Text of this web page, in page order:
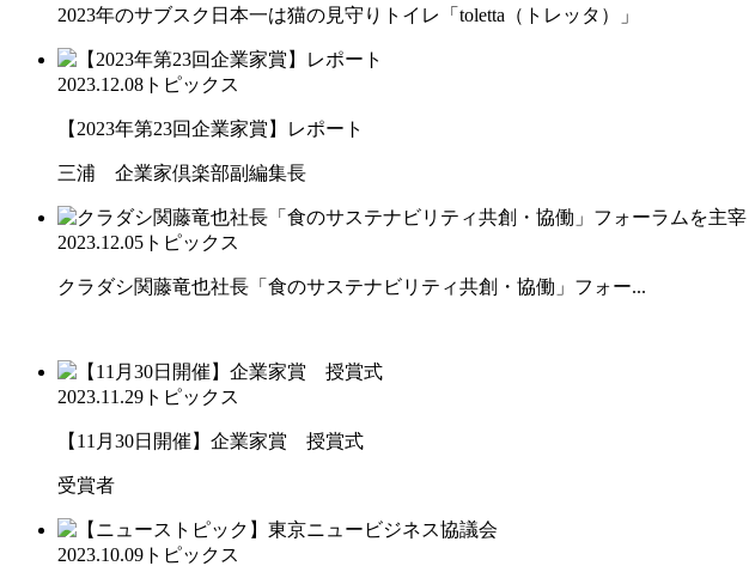
2023年のサブスク日本一は猫の見守りトイレ「toletta（トレッタ）」
2023.12.08 トピックス
【2023年第23回企業家賞】レポート
三浦 企業家倶楽部副編集長
2023.12.05 トピックス
クラダシ関藤竜也社長「食のサステナビリティ共創・協働」フォー...
2023.11.29 トピックス
【11月30日開催】企業家賞 授賞式
受賞者
2023.10.09 トピックス